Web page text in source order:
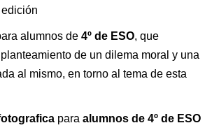
alumnos de 4º de ESO, que
de un dilema moral y una
al mismo, en torno al tema de esta
para alumnos de 4º de ESO